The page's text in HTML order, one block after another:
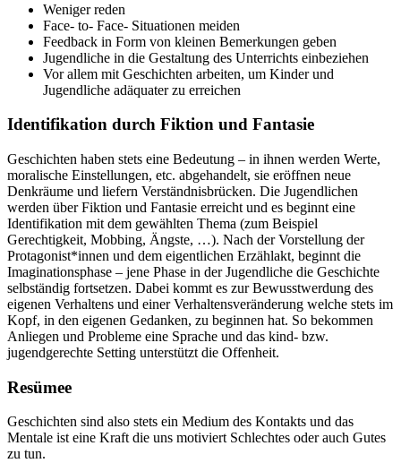
Weniger reden
Face- to- Face- Situationen meiden
Feedback in Form von kleinen Bemerkungen geben
Jugendliche in die Gestaltung des Unterrichts einbeziehen
Vor allem mit Geschichten arbeiten, um Kinder und
Jugendliche adäquater zu erreichen
Identifikation durch Fiktion und Fantasie
Geschichten haben stets eine Bedeutung – in ihnen werden Werte,
moralische Einstellungen, etc. abgehandelt, sie eröffnen neue
Denkräume und liefern Verständnisbrücken. Die Jugendlichen
werden über Fiktion und Fantasie erreicht und es beginnt eine
Identifikation mit dem gewählten Thema (zum Beispiel
Gerechtigkeit, Mobbing, Ängste, …). Nach der Vorstellung der
Protagonist*innen und dem eigentlichen Erzählakt, beginnt die
Imaginationsphase – jene Phase in der Jugendliche die Geschichte
selbständig fortsetzen. Dabei kommt es zur Bewusstwerdung des
eigenen Verhaltens und einer Verhaltensveränderung welche stets im
Kopf, in den eigenen Gedanken, zu beginnen hat. So bekommen
Anliegen und Probleme eine Sprache und das kind- bzw.
jugendgerechte Setting unterstützt die Offenheit.
Resümee
Geschichten sind also stets ein Medium des Kontakts und das
Mentale ist eine Kraft die uns motiviert Schlechtes oder auch Gutes
zu tun.